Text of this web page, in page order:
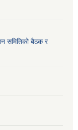
समितिको बैठक र